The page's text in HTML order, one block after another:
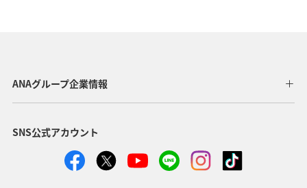
ANAグループ企業情報
SNS公式アカウント